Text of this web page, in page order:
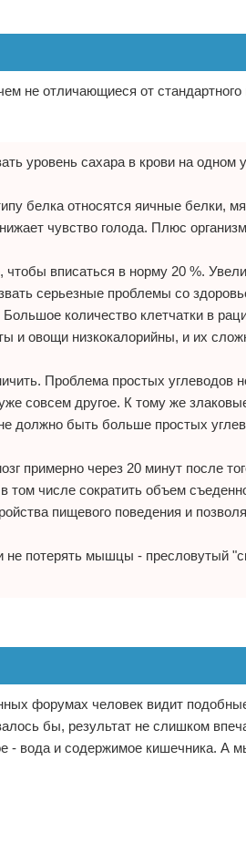
не отличающиеся от стандартного
уровень сахара в крови на одном
белка относятся яичные белки,
чувство голода. Плюс
чтобы вписаться в норму 20 %.
серьезные проблемы со
количество клетчатки в
и овощи низкокалорийны, и их
Проблема простых углеводов
совсем другое. К тому же
должно быть больше простых
примерно через 20 минут после
том числе сократить объем
пищевого поведения и
не потерять мышцы - пресловутый
форумах человек видит
бы, результат не слишком
- вода и содержимое кишечника. А